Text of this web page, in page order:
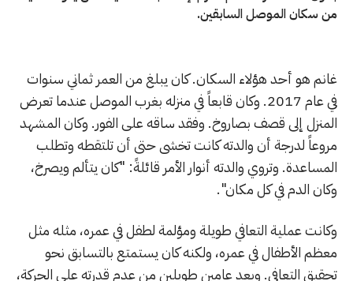
من سكان الموصل السابقين.
غانم هو أحد هؤلاء السكان. كان يبلغ من العمر ثماني سنوات
في عام 2017. وكان قابعاً في منزله بغرب الموصل عندما تعرض
المنزل إلى قصف بصاروخ. وفقد ساقه على الفور. وكان المشهد
مروعاً لدرجة أن والدته كانت تخشى حتى أن تلتقطه وتطلب
المساعدة. وتروي والدته أنوار الأمر قائلةً: "كان يتألم ويصرخ،
وكان الدم في كل مكان".
وكانت عملية التعافي طويلة ومؤلمة لطفل في عمره، مثله مثل
معظم الأطفال في عمره، ولكنه كان يستمتع بالتسابق نحو
تحقيق التعافي. وبعد عامين طويلين من عدم قدرته على الحركة،